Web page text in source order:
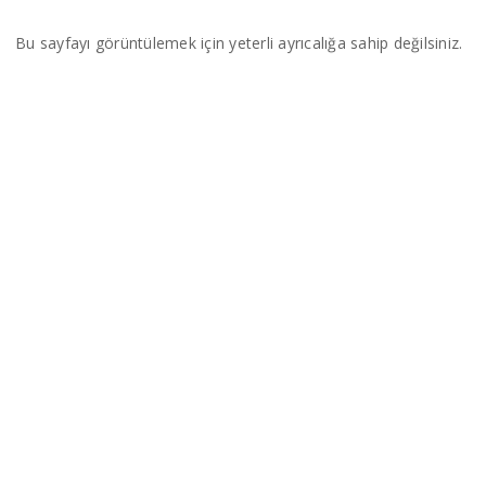
Bu sayfayı görüntülemek için yeterli ayrıcalığa sahip değilsiniz.